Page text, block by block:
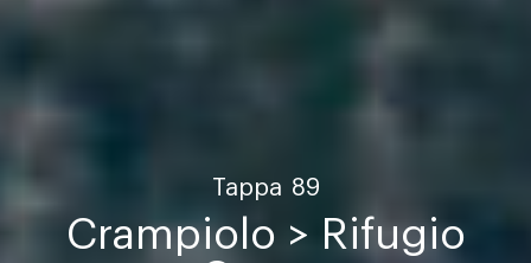
Tappa 89
Crampiolo > Rifugio